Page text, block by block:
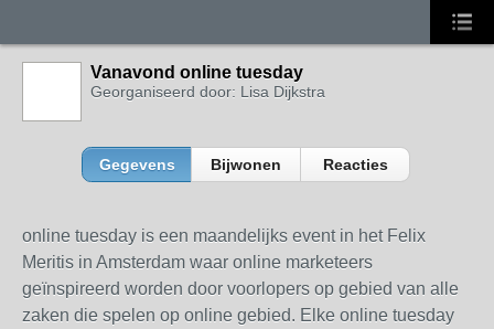
Vanavond online tuesday
Georganiseerd door: Lisa Dijkstra
Gegevens Bijwonen Reacties
online tuesday is een maandelijks event in het Felix
Meritis in Amsterdam waar online marketeers
geïnspireerd worden door voorlopers op gebied van alle
zaken die spelen op online gebied. Elke online tuesday